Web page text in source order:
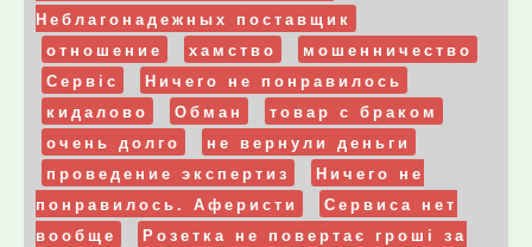
Неблагонадежных поставщик
отношение
хамство
мошенничество
Сервіс
Ничего не понравилось
кидалово
Обман
товар с браком
очень долго
не вернули деньги
проведение экспертиз
Ничего не
понравилось. Аферисти
Сервиса нет
вообще
Розетка не повертає гроші за